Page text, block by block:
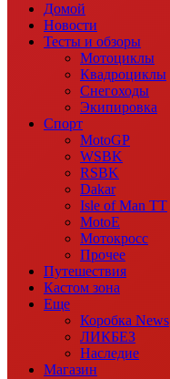
Домой
Новости
Тесты и обзоры
Мотоциклы
Квадроциклы
Снегоходы
Экипировка
Спорт
MotoGP
WSBK
RSBK
Dakar
Isle of Man TT
MotoE
Мотокросс
Прочее
Путешествия
Кастом зона
Еще
Коробка News
ЛИКБЕЗ
Наследие
Магазин